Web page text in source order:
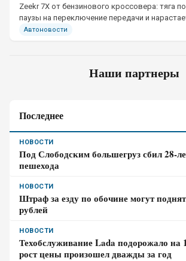
Zeekr 7X от бензинового кроссовера: тяга
паузы на переключение передачи и
Автоновости
Наши партнеры
Последнее
НОВОСТИ
Под Слободским большегруз сбил 28-
пешехода
НОВОСТИ
Штраф за езду по обочине могут
рублей
НОВОСТИ
Техобслуживание Lada подорожало на
рост цены произошел дважды за год